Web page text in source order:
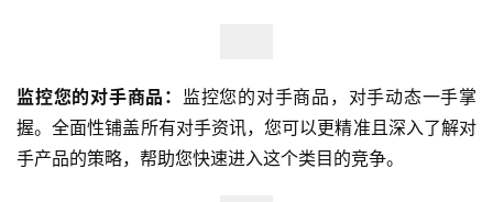
监控您的对手商品：
监控您的对手商品，对手动态一手掌
握。全面性铺盖所有对手资讯，您可以更精准且深入了解对
手产品的策略，帮助您快速进入这个类目的竞争。